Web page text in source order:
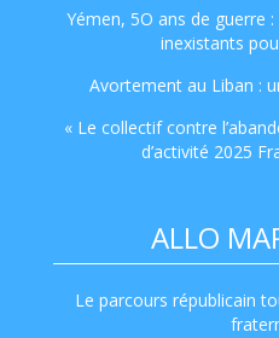
Yémen, 5O ans de guerre
inexistants
Avortement au Liban :
« Le collectif contre
d’activité 2025
ALLO
Le parcours républicain